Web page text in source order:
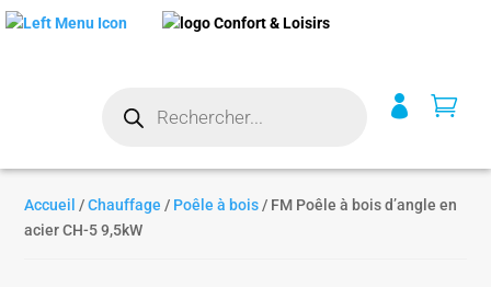
produits
 
Accueil /Chauffage / Poêle à bois / FM Poêle à bois d’angle en
acier CH-5 9,5kW